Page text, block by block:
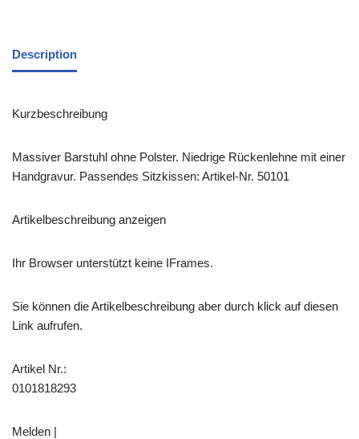
Description
Kurzbeschreibung
Massiver Barstuhl ohne Polster. Niedrige Rückenlehne mit einer
Handgravur. Passendes Sitzkissen: Artikel-Nr. 50101
Artikelbeschreibung anzeigen
Ihr Browser unterstützt keine IFrames.
Sie können die Artikelbeschreibung aber durch klick auf diesen
Link aufrufen.
Artikel Nr.:
0101818293
Melden |